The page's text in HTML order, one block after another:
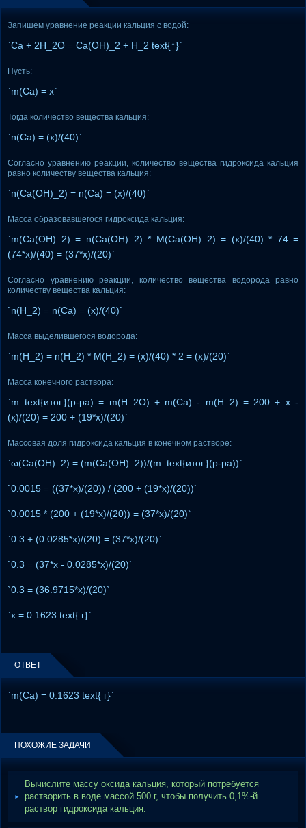
Запишем уравнение реакции кальция с водой:
`Ca + 2H_2O = Ca(OH)_2 + H_2 text{↑}`
Пусть:
`m(Ca) = x`
Тогда количество вещества кальция:
`n(Ca) = (x)/(40)`
Согласно уравнению реакции, количество вещества гидроксида кальция
равно количеству вещества кальция:
`n(Ca(OH)_2) = n(Ca) = (x)/(40)`
Масса образовавшегося гидроксида кальция:
`m(Ca(OH)_2) = n(Ca(OH)_2) * M(Ca(OH)_2) = (x)/(40) * 74 =
(74*x)/(40) = (37*x)/(20)`
Согласно уравнению реакции, количество вещества водорода равно
количеству вещества кальция:
`n(H_2) = n(Ca) = (x)/(40)`
Масса выделившегося водорода:
`m(H_2) = n(H_2) * M(H_2) = (x)/(40) * 2 = (x)/(20)`
Масса конечного раствора:
`m_text{итог.}(р-ра) = m(H_2O) + m(Ca) - m(H_2) = 200 + x -
(x)/(20) = 200 + (19*x)/(20)`
Массовая доля гидроксида кальция в конечном растворе:
`ω(Ca(OH)_2) = (m(Ca(OH)_2))/(m_text{итог.}(р-ра))`
`0.0015 = ((37*x)/(20)) / (200 + (19*x)/(20))`
`0.0015 * (200 + (19*x)/(20)) = (37*x)/(20)`
`0.3 + (0.0285*x)/(20) = (37*x)/(20)`
`0.3 = (37*x - 0.0285*x)/(20)`
`0.3 = (36.9715*x)/(20)`
`x = 0.1623 text{ г}`
ОТВЕТ
`m(Ca) = 0.1623 text{ г}`
ПОХОЖИЕ ЗАДАЧИ
Вычислите массу оксида кальция, который потребуется
растворить в воде массой 500 г, чтобы получить 0,1%-й
раствор гидроксида кальция.